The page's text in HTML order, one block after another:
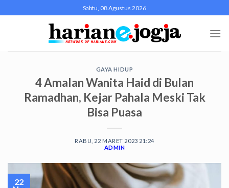
to
Sabtu, 08 Agustus 2026
GAYA HIDUP
4 Amalan Wanita Haid di Bulan
Ramadhan, Kejar Pahala Meski Tak
Bisa Puasa
RABU, 22 MARET 2023 21:24
ADMIN
22